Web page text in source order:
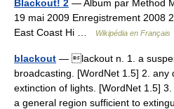
Blackout! 2 — Album par Method
19 mai 2009 Enregistrement 2008
East Coast Hi …
Wikipédia en Français
blackout — lackout n. 1. a
broadcasting. [WordNet 1.5] 2.
extinction of lights. [WordNet 1.5]
a general region sufficient to